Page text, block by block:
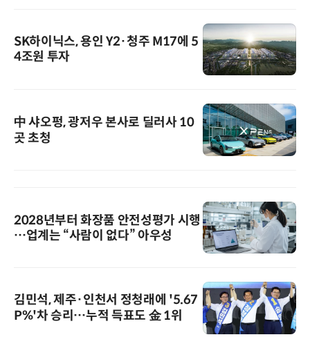
SK하이닉스, 용인 Y2·청주 M17에 5
4조원 투자
中 샤오펑, 광저우 본사로 딜러사 10
곳 초청
2028년부터 화장품 안전성평가 시행
…업계는 “사람이 없다” 아우성
김민석, 제주·인천서 정청래에 '5.67
P%'차 승리…누적 득표도 金 1위